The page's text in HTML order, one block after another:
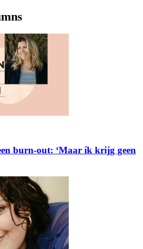
burn-out: ‘Maar ík krijg geen